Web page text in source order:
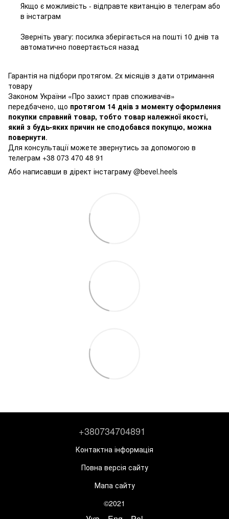
Якщо є можливість - відправте квитанцію в телеграм або
в інстаграм
Зверніть увагу: посилка зберігається на пошті 10 днів та
автоматично повертається назад
Гарантія на підбори протягом. 2х місяців з дати отримання
товару
Законом України «Про захист прав споживачів»
передбачено, що протягом 14 днів з моменту оформлення
покупки справний товар, тобто товар належної якості,
який з будь-яких причин не сподобався покупцю, можна
повернути.
Для консультації можете звернутись за допомогою в
телеграм +38 073 470 48 91
Або написавши в дірект інстаграму @bevel.heels
+380734704891
Контактна інформація
Повна версія сайту
Мапа сайту
©2021